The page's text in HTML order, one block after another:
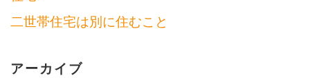
二世帯住宅は別に住むこと
アーカイブ